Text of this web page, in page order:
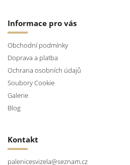
Informace pro vás
Obchodní podmínky
Doprava a platba
Ochrana osobních údajů
Soubory Cookie
Galerie
Blog
Kontakt
palenicesvizela@seznam.cz